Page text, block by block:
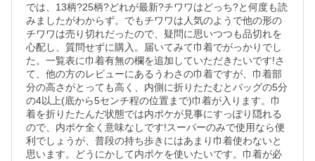
では、13柄?25柄?どれが最新?チワワはどっち?と何度も読
みましたがわからず。でもチワワは人気のようで他の形の
チワワは売り切れだったので、疑問に思いつつも品切れを
心配し、質問せずに購入。届いてみて巾着でがっかりでし
た。一覧表に巾着有無の欄を追加していただきたいです!さ
て、他の方のレビューにあるうわさの巾着ですが、巾着部
分の高さがとっても高く、内側に折りたたむとバッグの5分
の4以上(底から5センチ程の位置まで)巾着が入ります。巾
着を折りたたんだ状態では内ポケが見事にすっぽり隠れる
ので、内ポケ全く意味なしです!スーパーのみで使用なら便
利でしょうが、普段の持ち歩きにはあまり巾着使わないと
思います。どうにかして内ポケを使いたいです。巾着が必